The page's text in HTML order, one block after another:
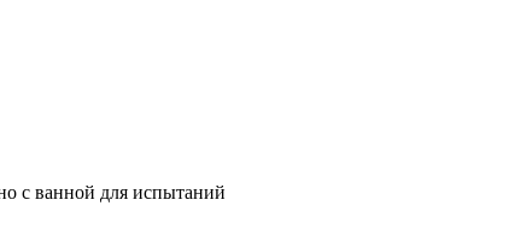
с ванной для испытаний